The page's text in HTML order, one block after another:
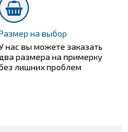
на выбор
нас вы можете заказать
два размера на примерку
лишних проблем